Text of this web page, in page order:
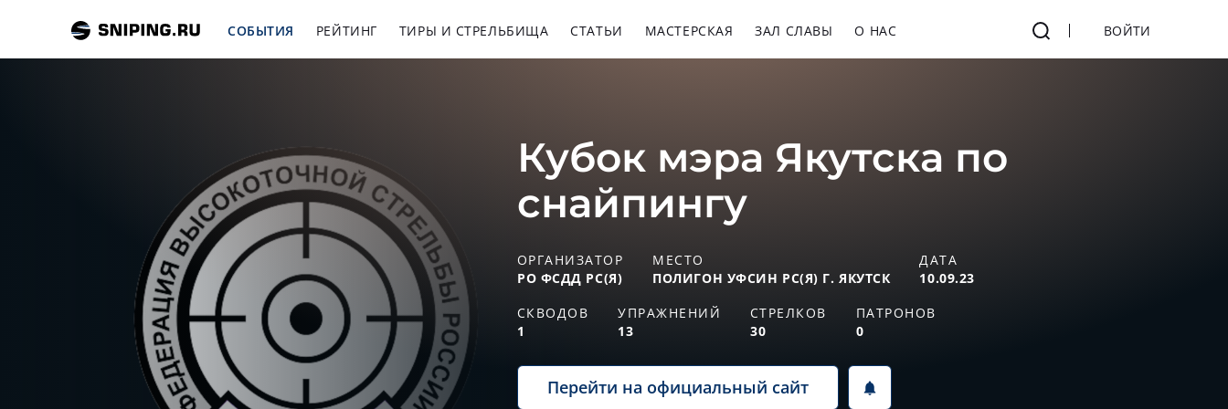
СОБЫТИЯ РЕЙТИНГ ТИРЫ И СТРЕЛЬБИЩА СТАТЬИ МАСТЕРСКАЯ ЗАЛ СЛАВЫ О НАС ВОЙТИ
Кубок мэра Якутска по
снайпингу
ОРГАНИЗАТОР
РО ФСДД РС(Я)
МЕСТО
ПОЛИГОН УФСИН РС(Я) Г. ЯКУТСК
ДАТА
10.09.23
СКВОДОВ
1
УПРАЖНЕНИЙ
13
СТРЕЛКОВ
30
ПАТРОНОВ
0
Перейти на официальный сайт